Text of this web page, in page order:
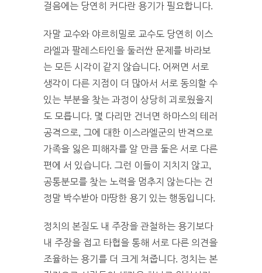
걸음에는 당연히 커다란 용기가 필요합니다.
자말 교수와 야르히밀로 교수도 당연히 이스
라엘과 팔레스타인을 둘러싼 문제를 바라보
는 모든 시각이 같지 않습니다. 어쩌면 서로
생각이 다른 지점이 더 많아서 서로 동의할 수
있는 부분을 찾는 과정이 상당히 괴로웠을지
도 모릅니다. 몇 다리만 건너면 하마스의 테러
공격으로, 그에 대한 이스라엘군의 반격으로
가족을 잃은 피해자를 알 만큼 둘은 서로 다른
편에 서 있습니다. 그런 이들이 지치지 않고,
공통분모를 찾는 노력을 멈추지 않는다는 건
정말 박수받아 마땅한 용기 있는 행동입니다.
정치의 본질도 내 주장을 관철하는 용기보다
내 주장을 접고 타협을 통해 서로 다른 의견을
조율하는 용기를 더 크게 쳐줍니다. 정치는 본